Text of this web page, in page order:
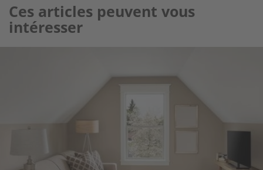
Ces articles peuvent vous
intéresser